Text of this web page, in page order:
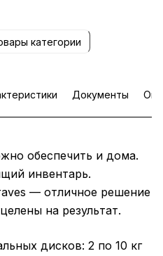
категории
Документы
обеспечить и дома.
инвентарь.
— отличное решение
на результат.
дисков: 2 по 10 кг